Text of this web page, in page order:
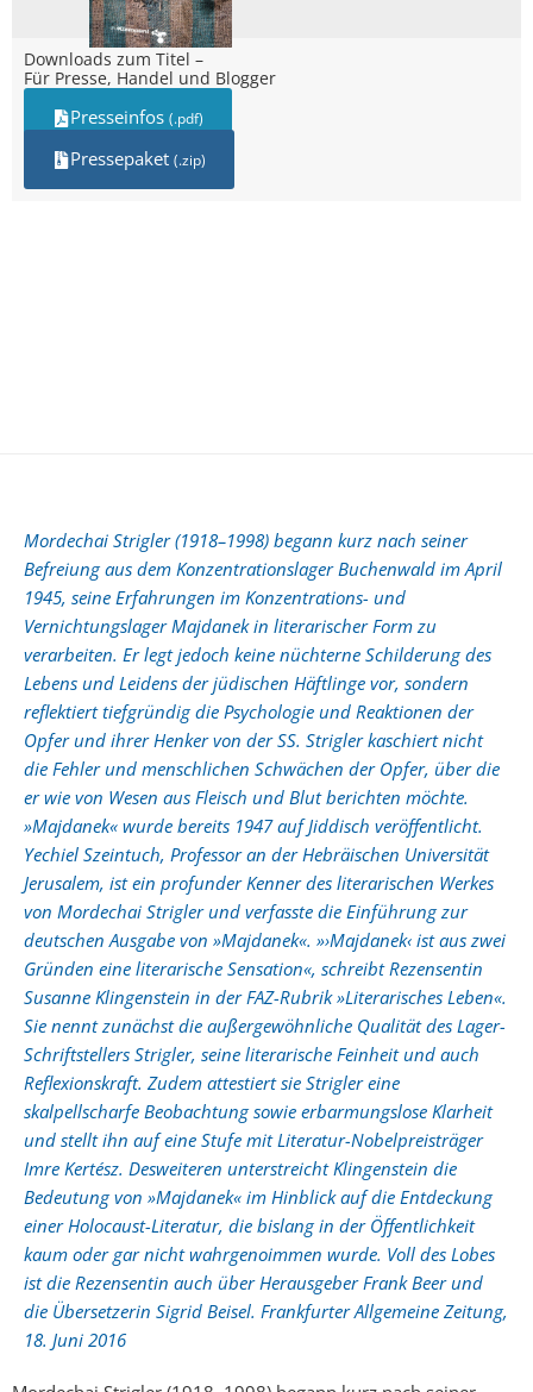
Downloads zum Titel –
Für Presse, Handel und Blogger
Presseinfos (.pdf)
Pressepaket (.zip)
Mordechai Strigler (1918–1998) begann kurz nach seiner
Befreiung aus dem Konzentrationslager Buchenwald im April
1945, seine Erfahrungen im Konzentrations- und
Vernichtungslager Majdanek in literarischer Form zu
verarbeiten. Er legt jedoch keine nüchterne Schilderung des
Lebens und Leidens der jüdischen Häftlinge vor, sondern
reflektiert tiefgründig die Psychologie und Reaktionen der
Opfer und ihrer Henker von der SS. Strigler kaschiert nicht
die Fehler und menschlichen Schwächen der Opfer, über die
er wie von Wesen aus Fleisch und Blut berichten möchte.
»Majdanek« wurde bereits 1947 auf Jiddisch veröffentlicht.
Yechiel Szeintuch, Professor an der Hebräischen Universität
Jerusalem, ist ein profunder Kenner des literarischen Werkes
von Mordechai Strigler und verfasste die Einführung zur
deutschen Ausgabe von »Majdanek«. »›Majdanek‹ ist aus zwei
Gründen eine literarische Sensation«, schreibt Rezensentin
Susanne Klingenstein in der FAZ-Rubrik »Literarisches Leben«.
Sie nennt zunächst die außergewöhnliche Qualität des Lager-
Schriftstellers Strigler, seine literarische Feinheit und auch
Reflexionskraft. Zudem attestiert sie Strigler eine
skalpellscharfe Beobachtung sowie erbarmungslose Klarheit
und stellt ihn auf eine Stufe mit Literatur-Nobelpreisträger
Imre Kertész. Desweiteren unterstreicht Klingenstein die
Bedeutung von »Majdanek« im Hinblick auf die Entdeckung
einer Holocaust-Literatur, die bislang in der Öffentlichkeit
kaum oder gar nicht wahrgenoimmen wurde. Voll des Lobes
ist die Rezensentin auch über Herausgeber Frank Beer und
die Übersetzerin Sigrid Beisel. Frankfurter Allgemeine Zeitung,
18. Juni 2016